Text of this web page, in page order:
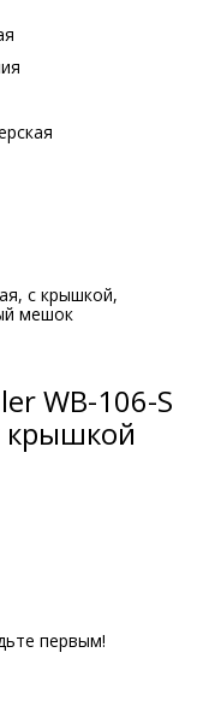
с крышкой,
мешок
WB-106-S
крышкой
первым!